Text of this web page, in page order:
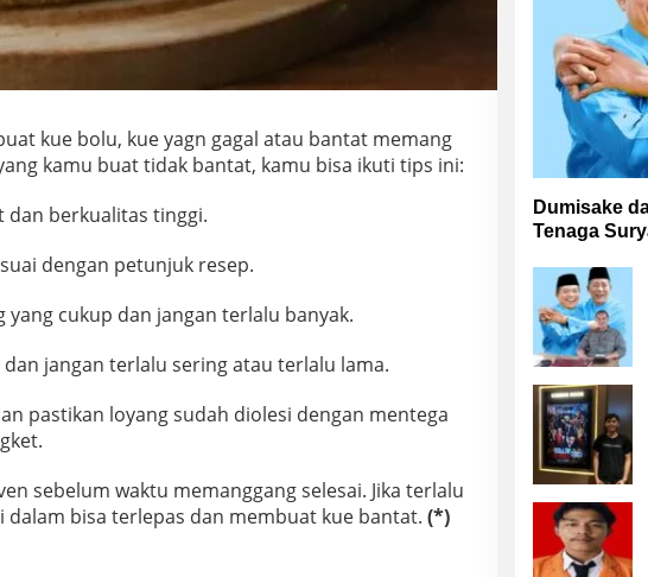
kue bolu, kue yagn gagal atau bantat memang
kamu buat tidak bantat, kamu bisa ikuti tips ini:
dan berkualitas tinggi.
dengan petunjuk resep.
cukup dan jangan terlalu banyak.
jangan terlalu sering atau terlalu lama.
pastikan loyang sudah diolesi dengan mentega
sebelum waktu memanggang selesai. Jika terlalu
dalam bisa terlepas dan membuat kue bantat. (*)
Dumisake
Tenaga